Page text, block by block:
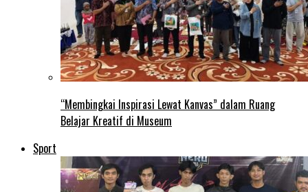
“Membingkai Inspirasi Lewat Kanvas” dalam Ruang
Belajar Kreatif di Museum
Sport